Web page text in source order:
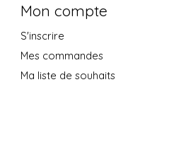
Mon compte
S'inscrire
Mes commandes
Ma liste de souhaits